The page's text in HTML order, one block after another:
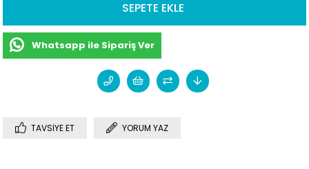
Whatsapp ile Sipariş Ver
TAVSIYE ET YORUM YAZ